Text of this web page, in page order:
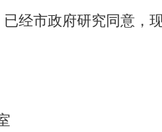
经市政府研究同意，